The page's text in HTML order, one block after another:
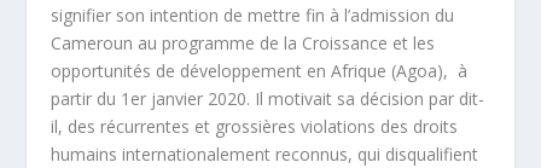
signifier son intention de mettre fin à l’admission du
Cameroun au programme de la Croissance et les
opportunités de développement en Afrique (Agoa), à
partir du 1 er janvier 2020. Il motivait sa décision par dit-
il, des récurrentes et grossières violations des droits
humains internationalement reconnus, qui disqualifient